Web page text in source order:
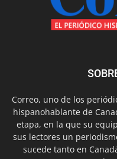
Correo, uno de los
hispanohablante de
etapa, en la que su
sus lectores un
sucede tanto en